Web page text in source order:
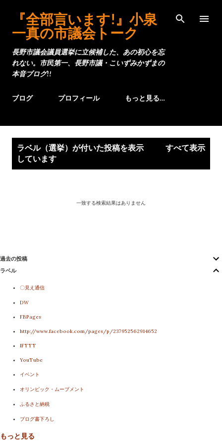
スキップしてメイン コンテンツに移動
『全部言います!』小泉
一真の市議会トーク
長野市議会議員選挙に立候補した、あの初心を忘
れない。市民第一、長野市議・こいずみかずまの
本音ブログ!!
ブログ プロフィール もっと見る…
ラベル（選挙）が付いた投稿を表示
しています
すべて表示
一致する検索結果はありません
過去の投稿
ラベル
〇見え通信
DW
FBPages
http://www.facebook.com/pages/p/237952562914652
IFTTT
YouTube
イベント
オリンピック・ムーブメント
ふるさと納税
ブログ書下ろし
メディア露出
もっと見る